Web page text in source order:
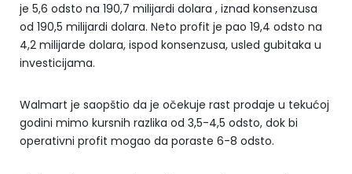
je 5,6 odsto na 190,7 milijardi dolara , iznad konsenzusa
od 190,5 milijardi dolara. Neto profit je pao 19,4 odsto na
4,2 milijarde dolara, ispod konsenzusa, usled gubitaka u
investicijama.
Walmart je saopštio da je očekuje rast prodaje u tekućoj
godini mimo kursnih razlika od 3,5-4,5 odsto, dok bi
operativni profit mogao da poraste 6-8 odsto.